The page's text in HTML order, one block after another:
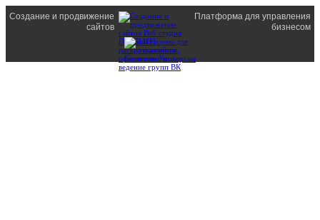
Создание и продвижение
сайтов
Платформа для управления
бизнесом